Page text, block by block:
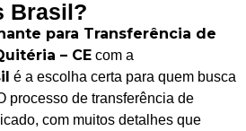
Brasil?
para Transferência de
– CE com a
é a escolha certa para quem busca
processo de transferência de
com muitos detalhes que